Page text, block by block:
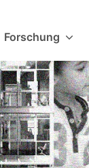
Forschung